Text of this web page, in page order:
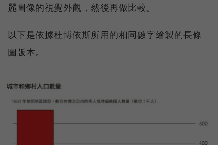
麗圖像的視覺外觀，然後再做比較。
以下是依據杜博依斯所用的相同數字繪製的長條
圖版本。